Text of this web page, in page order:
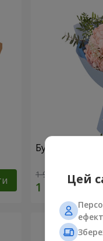
Букет "Світ
1 999 грнЦей